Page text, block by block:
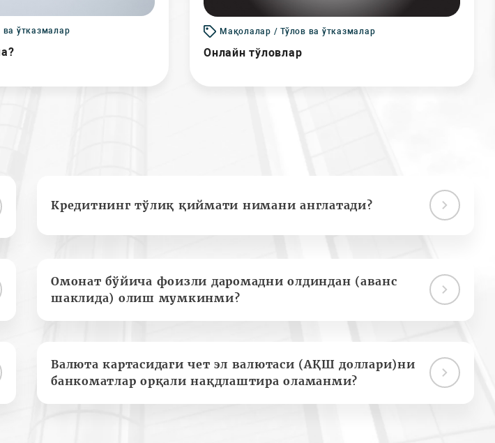
ўтказмалар Мақолалар / Тўлов ва ўтказмалар
Онлайн тўловлар
Кредитнинг тўлиқ қиймати нимани англатади?
Омонат бўйича фоизли даромадни олдиндан (аванс
шаклида) олиш мумкинми?
Валюта картасидаги чет эл валютаси (АҚШ доллари)ни
банкоматлар орқали нақдлаштира оламанми?